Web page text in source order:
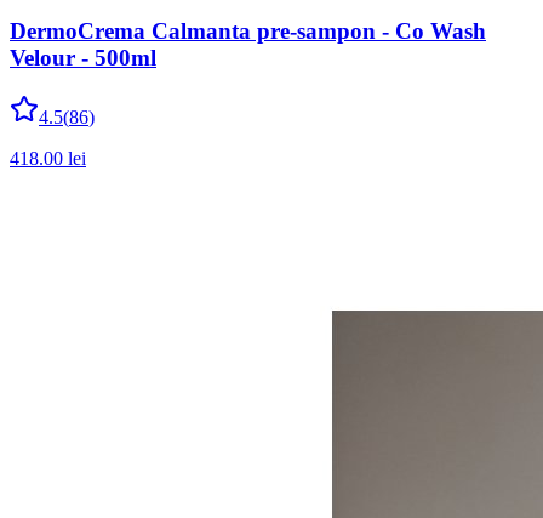
DermoCrema Calmanta pre-sampon - Co Wash
Velour - 500ml
4.5(86)
418.00 lei